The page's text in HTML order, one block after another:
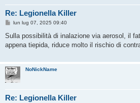
Re: Legionella Killer
M
s
a
o
lun lug 07, 2025 09:40
Sulla possibilità di inalazione via aerosol, il
appena tiepida, riduce molto il rischio di
NoNickName
Re: Legionella Killer